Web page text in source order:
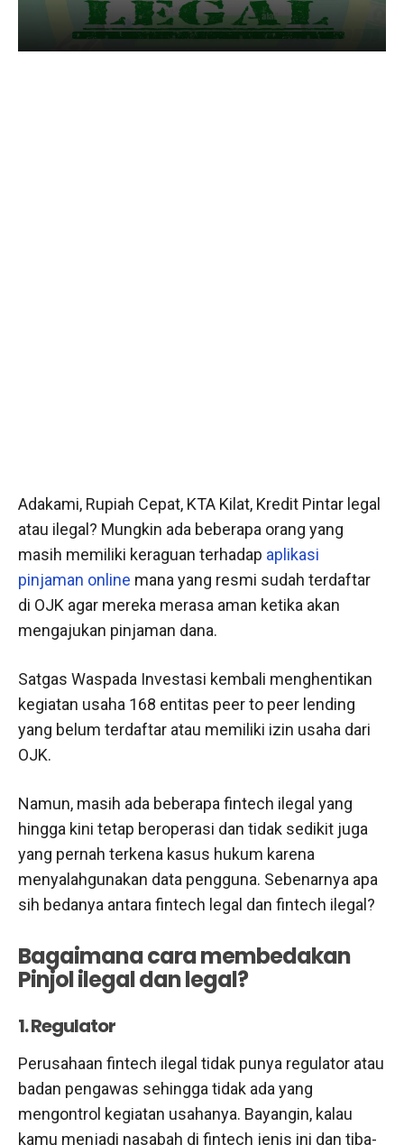
Adakami, Rupiah Cepat, KTA Kilat, Kredit Pintar legal
atau ilegal? Mungkin ada beberapa orang yang
masih memiliki keraguan terhadap aplikasi
pinjaman online mana yang resmi sudah terdaftar
di OJK agar mereka merasa aman ketika akan
mengajukan pinjaman dana.
Satgas Waspada Investasi kembali menghentikan
kegiatan usaha 168 entitas peer to peer lending
yang belum terdaftar atau memiliki izin usaha dari
OJK.
Namun, masih ada beberapa fintech ilegal yang
hingga kini tetap beroperasi dan tidak sedikit juga
yang pernah terkena kasus hukum karena
menyalahgunakan data pengguna. Sebenarnya apa
sih bedanya antara fintech legal dan fintech ilegal?
Bagaimana cara membedakan
Pinjol ilegal dan legal?
1. Regulator
Perusahaan fintech ilegal tidak punya regulator atau
badan pengawas sehingga tidak ada yang
mengontrol kegiatan usahanya. Bayangin, kalau
kamu menjadi nasabah di fintech jenis ini dan tiba-